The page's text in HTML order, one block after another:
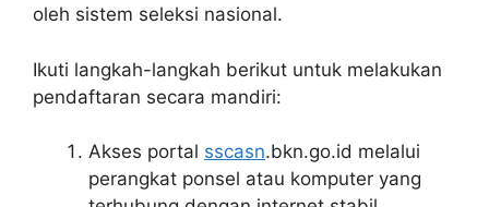
oleh sistem seleksi nasional.
Ikuti langkah-langkah berikut untuk melakukan
pendaftaran secara mandiri:
Akses portal sscasn.bkn.go.id melalui
perangkat ponsel atau komputer yang